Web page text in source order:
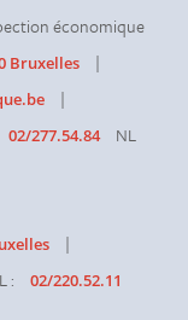
économique
Bruxelles |
|
02/277.54.84 NL
|
: 02/220.52.11